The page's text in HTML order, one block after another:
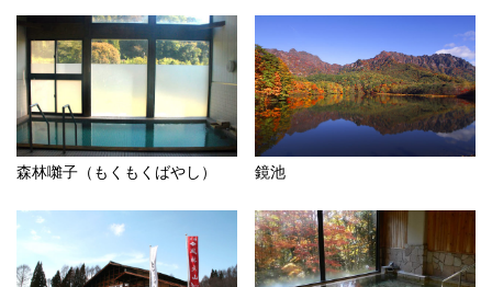
森林囃子（もくもくばやし） 鏡池